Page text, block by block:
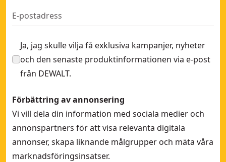
Ja, jag skulle vilja få exklusiva kampanjer, nyheter
och den senaste produktinformationen via e-post
från DEWALT.
Förbättring av annonsering
Vi vill dela din information med sociala medier och
annonspartners för att visa relevanta digitala
annonser, skapa liknande målgrupper och mäta våra
marknadsföringsinsatser.